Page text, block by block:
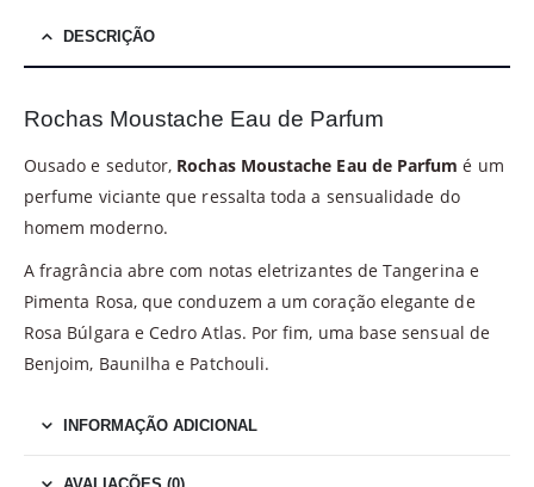
DESCRIÇÃO
Rochas Moustache Eau de Parfum
Ousado e sedutor, Rochas Moustache Eau de Parfum é um
perfume viciante que ressalta toda a sensualidade do
homem moderno.
A fragrância abre com notas eletrizantes de Tangerina e
Pimenta Rosa, que conduzem a um coração elegante de
Rosa Búlgara e Cedro Atlas. Por fim, uma base sensual de
Benjoim, Baunilha e Patchouli.
INFORMAÇÃO ADICIONAL